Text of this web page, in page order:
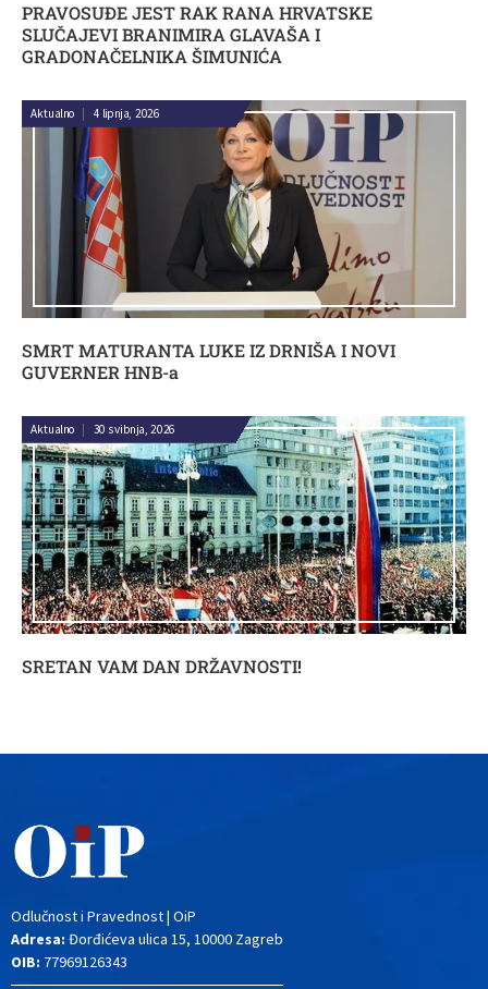
PRAVOSUĐE JEST RAK RANA HRVATSKE
SLUČAJEVI BRANIMIRA GLAVAŠA I
GRADONAČELNIKA ŠIMUNIĆA
SMRT MATURANTA LUKE IZ DRNIŠA I NOVI
GUVERNER HNB-a
Aktualno | 4 lipnja, 2026
SRETAN VAM DAN DRŽAVNOSTI!
Aktualno | 30 svibnja, 2026
Odlučnost i Pravednost | OiP
Adresa: Đorđićeva ulica 15, 10000 Zagreb
OIB: 77969126343